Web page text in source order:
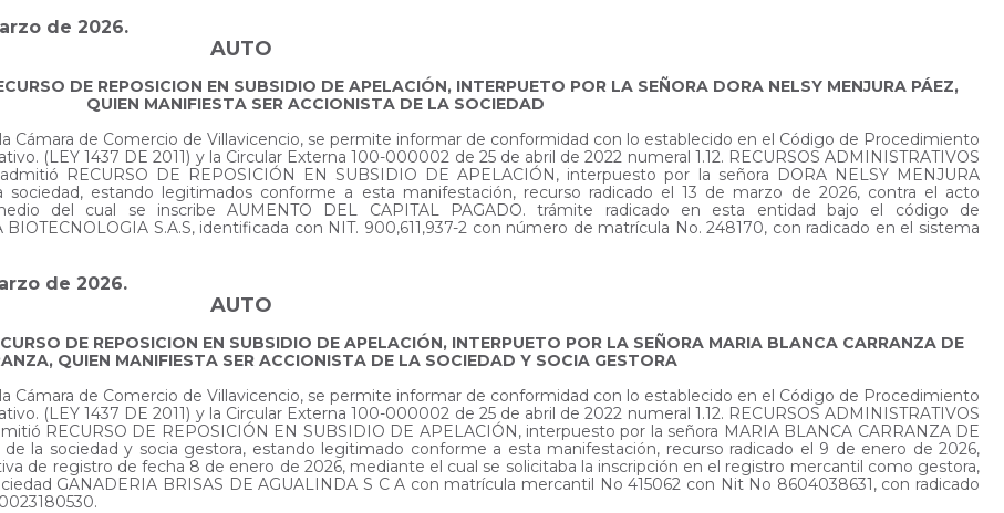
de 2026.
AUTO
DE REPOSICION EN SUBSIDIO DE APELACIÓN, INTERPUETO POR LA SEÑORA DORA NELSY MENJURA PÁEZ,
QUIEN MANIFIESTA SER ACCIONISTA DE LA SOCIEDAD
Cámara de Comercio de Villavicencio, se permite informar de conformidad con lo establecido en el Código de Procedimiento
(LEY 1437 DE 2011) y la Circular Externa 100-000002 de 25 de abril de 2022 numeral 1.12. RECURSOS ADMINISTRATIVOS
RECURSO DE REPOSICIÓN EN SUBSIDIO DE APELACIÓN, interpuesto por la señora DORA NELSY MENJURA
sociedad, estando legitimados conforme a esta manifestación, recurso radicado el 13 de marzo de 2026, contra el acto
del cual se inscribe AUMENTO DEL CAPITAL PAGADO. trámite radicado en esta entidad bajo el código de
S.A.S, identificada con NIT. 900,611,937-2 con número de matrícula No. 248170, con radicado en el sistema
de 2026.
AUTO
DE REPOSICION EN SUBSIDIO DE APELACIÓN, INTERPUETO POR LA SEÑORA MARIA BLANCA CARRANZA DE
QUIEN MANIFIESTA SER ACCIONISTA DE LA SOCIEDAD Y SOCIA GESTORA
Cámara de Comercio de Villavicencio, se permite informar de conformidad con lo establecido en el Código de Procedimiento
(LEY 1437 DE 2011) y la Circular Externa 100-000002 de 25 de abril de 2022 numeral 1.12. RECURSOS ADMINISTRATIVOS
RECURSO DE REPOSICIÓN EN SUBSIDIO DE APELACIÓN, interpuesto por la señora MARIA BLANCA CARRANZA DE
la sociedad y socia gestora, estando legitimado conforme a esta manifestación, recurso radicado el 9 de enero de 2026,
de registro de fecha 8 de enero de 2026, mediante el cual se solicitaba la inscripción en el registro mercantil como gestora,
GANADERIA BRISAS DE AGUALINDA S C A con matrícula mercantil No 415062 con Nit No 8604038631, con radicado